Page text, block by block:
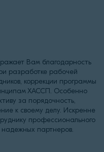
Вам благодарность
разработке рабочей
коррекции программы
ХАССП. Особенно
за порядочность,
к своему делу. Искренне
профессионального
партнеров.